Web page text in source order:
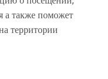
а также поможет
территории